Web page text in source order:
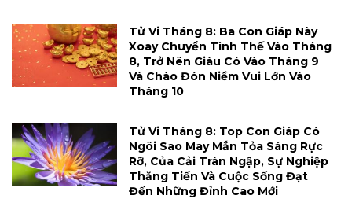
Tử Vi Tháng 8: Ba Con Giáp Này
Xoay Chuyển Tình Thế Vào Tháng
8, Trở Nên Giàu Có Vào Tháng 9
Và Chào Đón Niềm Vui Lớn Vào
Tháng 10
Tử Vi Tháng 8: Top Con Giáp Có
Ngôi Sao May Mắn Tỏa Sáng Rực
Rỡ, Của Cải Tràn Ngập, Sự Nghiệp
Thăng Tiến Và Cuộc Sống Đạt
Đến Những Đỉnh Cao Mới